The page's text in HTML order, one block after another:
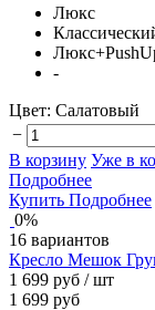
Люкс
-
Цвет: Салатовый
−
В корзину Уже в
Подробнее
Купить Подробнее
0%
16 вариантов
Кресло Мешок
1 699 руб / шт
1 699 руб